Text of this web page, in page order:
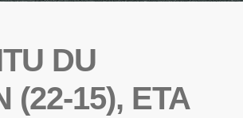
DU
(22-15), ETA